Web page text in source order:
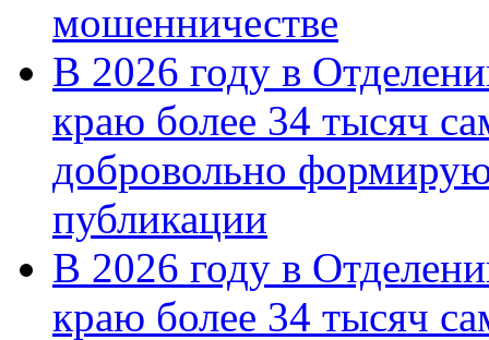
мошенничестве
В 2026 году в
краю более 34 тысяч
добровольно
публикации
В 2026 году в
краю более 34 тысяч